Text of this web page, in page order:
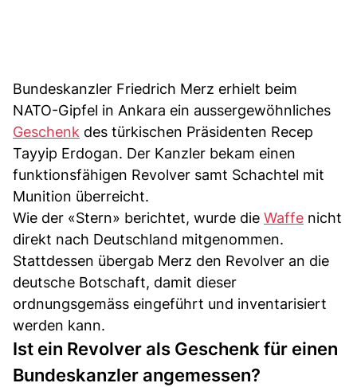
Bundeskanzler Friedrich Merz erhielt beim
NATO-Gipfel in Ankara ein aussergewöhnliches
Geschenk des türkischen Präsidenten Recep
Tayyip Erdogan. Der Kanzler bekam einen
funktionsfähigen Revolver samt Schachtel mit
Munition überreicht.
Wie der «Stern» berichtet, wurde die Waffe nicht
direkt nach Deutschland mitgenommen.
Stattdessen übergab Merz den Revolver an die
deutsche Botschaft, damit dieser
ordnungsgemäss eingeführt und inventarisiert
werden kann.
Ist ein Revolver als Geschenk für einen
Bundeskanzler angemessen?